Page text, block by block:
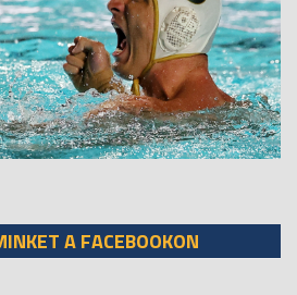
A FACEBOOKON